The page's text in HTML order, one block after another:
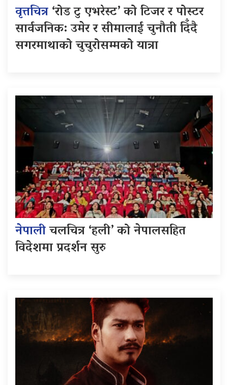
वृत्तचित्र‘रोड टु एभरेस्ट’ को टिजर र पोस्टर
सार्वजनिक: उमेर र सीमालाई चुनौती दिँदै
सगरमाथाको चुचुरोसम्मको यात्रा
नेपालीचलचित्र ‘हली’ को नेपालसहित
विदेशमा प्रदर्शन सुरु